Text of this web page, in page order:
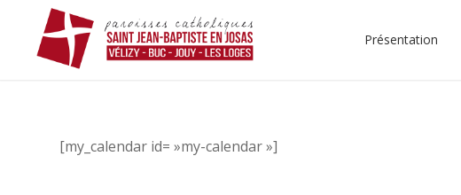
Présentation
[my_calendar id= »my-calendar »]